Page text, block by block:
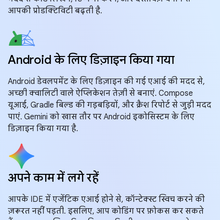
आपकी प्रोडक्टिविटी बढ़ती है.
Android के लिए डिज़ाइन किया गया
Android डेवलपमेंट के लिए डिज़ाइन की गई एआई की मदद से,
अच्छी क्वालिटी वाले ऐप्लिकेशन तेज़ी से बनाएं. Compose
यूआई, Gradle बिल्ड की गड़बड़ियों, और क्रैश रिपोर्ट से जुड़ी मदद
पाएं. Gemini को खास तौर पर Android इकोसिस्टम के लिए
डिज़ाइन किया गया है.
अपने काम में लगे रहें
आपके IDE में एजेंटिक एआई होने से, कॉन्टेक्स्ट स्विच करने की
ज़रूरत नहीं पड़ती. इसलिए, आप कोडिंग पर फ़ोकस कर सकते